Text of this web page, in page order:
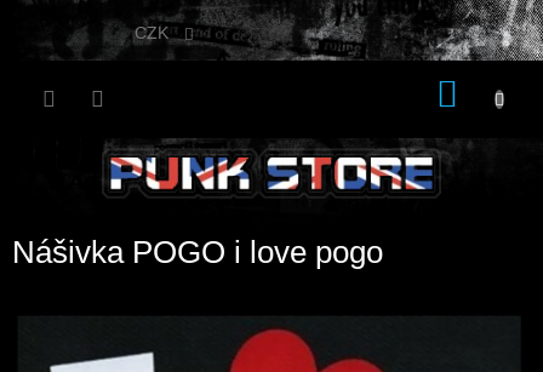
Přejít
CZK
Nášivka POGO i love pogo